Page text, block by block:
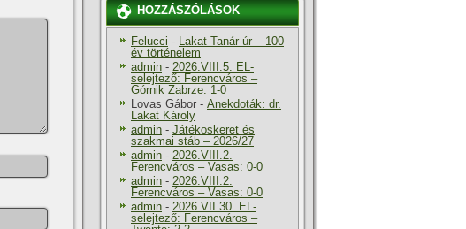
HOZZÁSZÓLÁSOK
Felucci - Lakat Tanár úr – 100
év történelem
admin - 2026.VIII.5. EL-
selejtező: Ferencváros –
Górnik Zabrze: 1-0
Lovas Gábor - Anekdoták: dr.
Lakat Károly
admin - Játékoskeret és
szakmai stáb – 2026/27
admin - 2026.VIII.2.
Ferencváros – Vasas: 0-0
admin - 2026.VIII.2.
Ferencváros – Vasas: 0-0
admin - 2026.VII.30. EL-
selejtező: Ferencváros –